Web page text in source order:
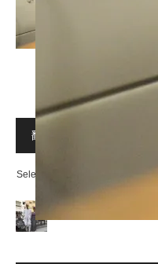
翻訳 Translation
Select Language